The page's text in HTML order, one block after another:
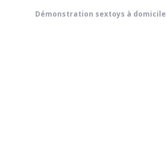
Démonstration sextoys à domicile